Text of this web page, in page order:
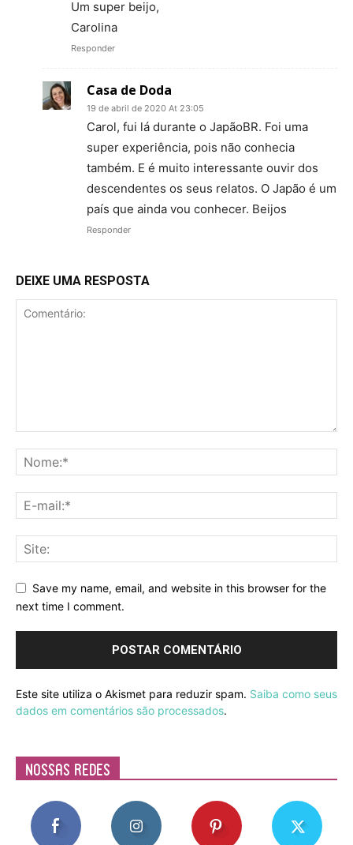
Um super beijo,
Carolina
Responder
Casa de Doda
19 de abril de 2020 At 23:05
Carol, fui lá durante o JapãoBR. Foi uma
super experiência, pois não conhecia
também. E é muito interessante ouvir dos
descendentes os seus relatos. O Japão é um
país que ainda vou conhecer. Beijos
Responder
DEIXE UMA RESPOSTA
Save my name, email, and website in this browser for the
next time I comment.
Este site utiliza o Akismet para reduzir spam. Saiba como seus
dados em comentários são processados.
Nossas Redes